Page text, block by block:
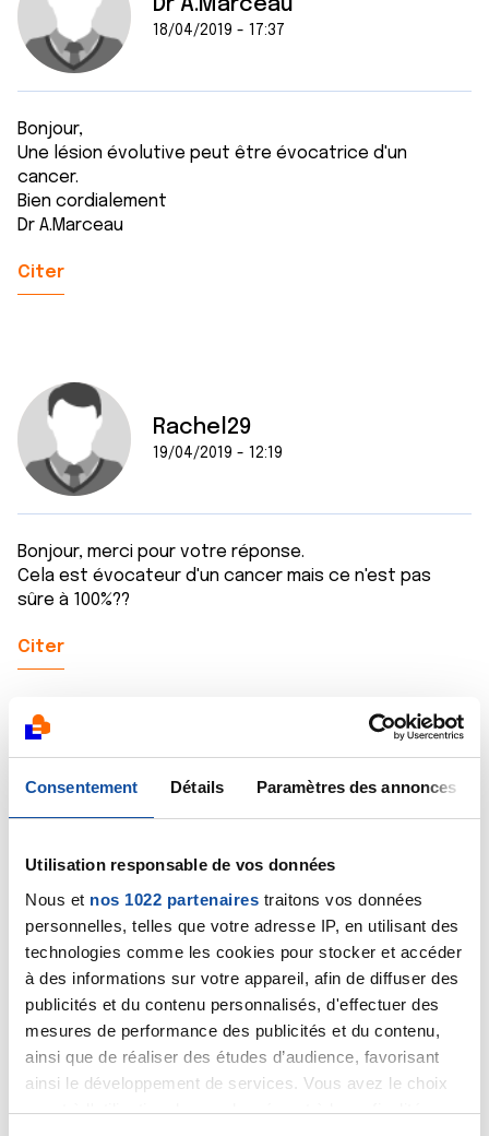
Consentement Détails Paramètres des annonces
Utilisation responsable de vos données
Nous et nos 1022 partenaires traitons vos données
personnelles, telles que votre adresse IP, en utilisant des
technologies comme les cookies pour stocker et accéder
à des informations sur votre appareil, afin de diffuser des
publicités et du contenu personnalisés, d'effectuer des
mesures de performance des publicités et du contenu,
ainsi que de réaliser des études d’audience, favorisant
ainsi le développement de services. Vous avez le choix
quant à l'utilisation de vos données et à leurs finalités.
Dr A.Marceau
18/04/2019 - 17:37
Bonjour,
Une lésion évolutive peut être évocatrice d'un
cancer.
Bien cordialement
Dr A.Marceau
Citer
Rachel29
19/04/2019 - 12:19
Bonjour, merci pour votre réponse.
Cela est évocateur d'un cancer mais ce n'est pas
sûre à 100%??
Citer
Bonjour,
Il n'y a que la biopsie qui permettra d'être sûr à 100%.
Cordialement
Dr A.Marceau